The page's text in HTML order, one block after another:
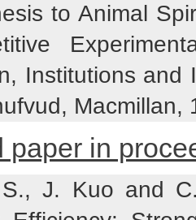
to Animal
Institutions and
Macmillan,
paper in
J. Kuo and